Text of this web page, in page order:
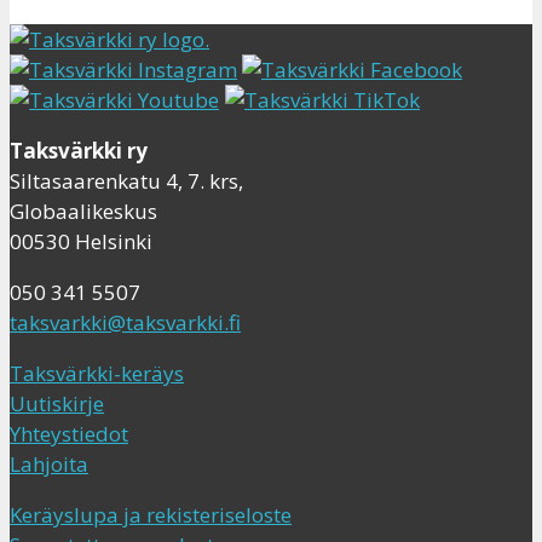
Taksvärkki ry
Siltasaarenkatu 4, 7. krs,
Globaalikeskus
00530 Helsinki
050 341 5507
taksvarkki@taksvarkki.fi
Taksvärkki-keräys
Uutiskirje
Yhteystiedot
Lahjoita
Keräyslupa ja rekisteriseloste